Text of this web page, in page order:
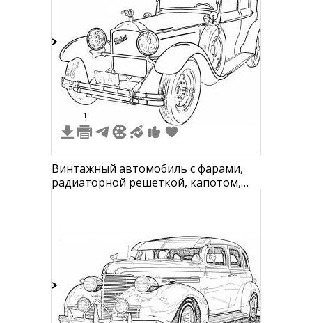
1
Винтажный автомобиль с фарами,
радиаторной решеткой, капотом,